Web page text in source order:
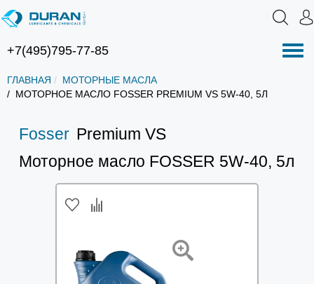
+7(495)795-77-85
ГЛАВНАЯ
МОТОРНЫЕ МАСЛА
МОТОРНОЕ МАСЛО FOSSER PREMIUM VS 5W-40, 5Л
Fosser Premium VS
Моторное масло FOSSER 5W-40, 5л